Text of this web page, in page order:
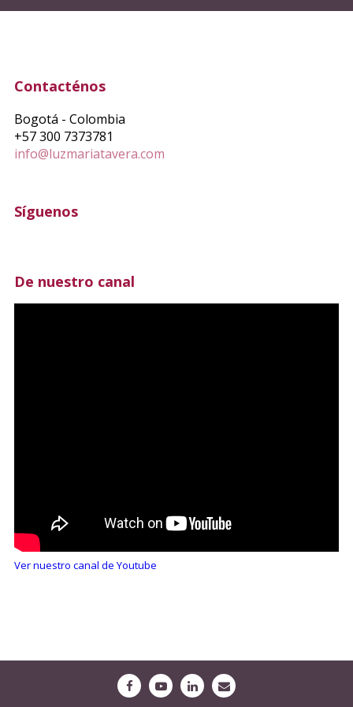
Contacténos
Bogotá - Colombia
+57 300 7373781
info@luzmariatavera.com
Síguenos
De nuestro canal
Ver nuestro canal de Youtube